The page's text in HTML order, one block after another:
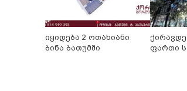
იყიდება 2 ოთახიანი
ბინა ბათუმში
ფართი